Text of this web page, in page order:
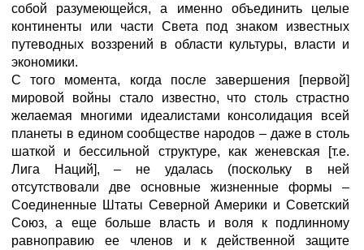
собой разумеющейся, а именно объединить целые
континенты или части Света под знаком известных
путеводных воззрений в области культуры, власти и
экономики.
С того момента, когда после завершения [первой]
мировой войны стало известно, что столь страстно
желаемая многими идеалистами консолидация всей
планеты в едином сообществе народов – даже в столь
шаткой и бессильной структуре, как женевская [т.е.
Лига Наций], – не удалась (поскольку в ней
отсутствовали две основные жизненные формы –
Соединенные Штаты Северной Америки и Советский
Союз, а еще больше власть и воля к подлинному
равноправию ее членов и к действенной защите